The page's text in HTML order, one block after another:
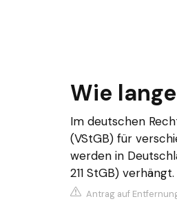
Wie
Im deutschen
(VStGB) für
werden in
211 StGB) verhängt.
Antrag auf